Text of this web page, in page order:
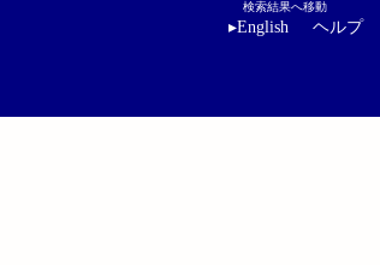
検索結果へ移動
▸English ヘルプ